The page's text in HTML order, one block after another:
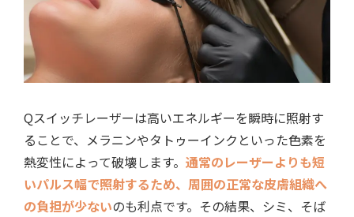
Qスイッチレーザーは高いエネルギーを瞬時に照射す
ることで、メラニンやタトゥーインクといった色素を
熱変性によって破壊します。 通常のレーザーよりも短
いパルス幅で照射するため、周囲の正常な皮膚組織へ
の負担が少ないのも利点です。その結果、シミ、そば